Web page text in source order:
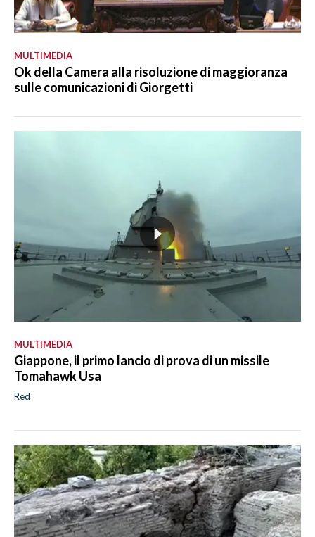
MULTIMEDIA
Ok della Camera alla risoluzione di maggioranza
sulle comunicazioni di Giorgetti
MULTIMEDIA
Giappone, il primo lancio di prova di un missile
Tomahawk Usa
Red